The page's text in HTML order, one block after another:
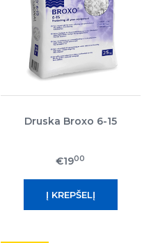
Druska Broxo 6-15
€1900